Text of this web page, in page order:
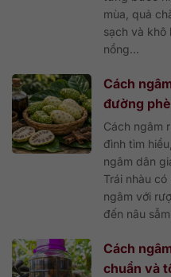
mùa, quả
sạch và khô
nồng...
Cách
đường
Cách ngâm
đình tìm
ngâm dân
Trái nhàu
ngâm với
đến nâu
Cách
chuẩn và